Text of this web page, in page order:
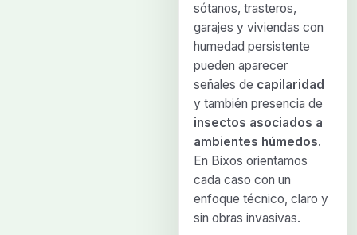
sótanos, trasteros,
garajes y viviendas con
humedad persistente
pueden aparecer
señales de capilaridad
y también presencia de
insectos asociados a
ambientes húmedos.
En Bixos orientamos
cada caso con un
enfoque técnico, claro y
sin obras invasivas.